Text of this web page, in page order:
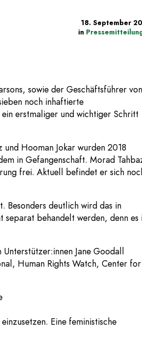
18. September
in
sowie der Geschäftsführer von
noch inhaftierte
erstmaliger und wichtiger Schritt
Hooman Jokar wurden 2018
in Gefangenschaft. Morad
frei. Aktuell befindet er sich
Besonders deutlich wird das in
behandelt werden, denn es
Jane Goodall
Human Rights Watch, Center for
Eine feministische